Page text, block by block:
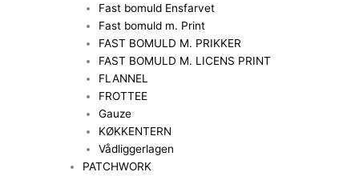
Fast bomuld Ensfarvet
Fast bomuld m. Print
FAST BOMULD M. PRIKKER
FAST BOMULD M. LICENS PRINT
FLANNEL
FROTTEE
Gauze
KØKKENTERN
Vådliggerlagen
PATCHWORK